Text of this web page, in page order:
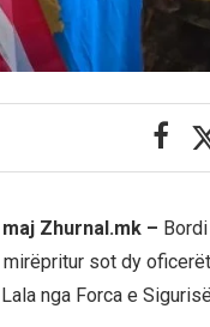
Zhurnal.mk –
sot dy
nga Forca e